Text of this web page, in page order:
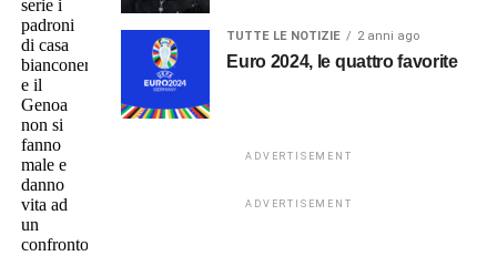
serie i
padroni
di casa
bianconeri
e il
Genoa
non si
fanno
male e
danno
vita ad
un
confronto
TUTTE LE NOTIZIE 2 anni ago
Euro 2024, le quattro favorite
ADVERTISEMENT
ADVERTISEMENT